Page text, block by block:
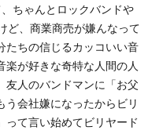
ちゃんとロックバンドや
ど、商業商売が嫌んなって
たちの信じるカッコいい音
が好きな奇特な人間の人
友人のバンドマンに「お父
う会社嫌になったからビリ
って言い始めてビリヤード